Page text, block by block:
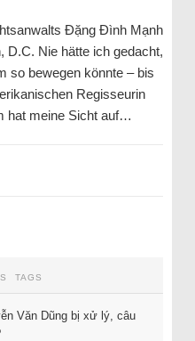
Đặng Đình Mạnh
D.C. Nie hätte ich gedacht,
so bewegen könnte – bis
Regisseurin
hat meine Sicht auf…
TAGS
Văn Dũng bị xử lý, câu